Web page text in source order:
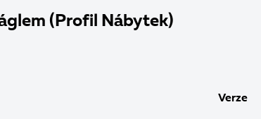
(Profil Nábytek)
Verze